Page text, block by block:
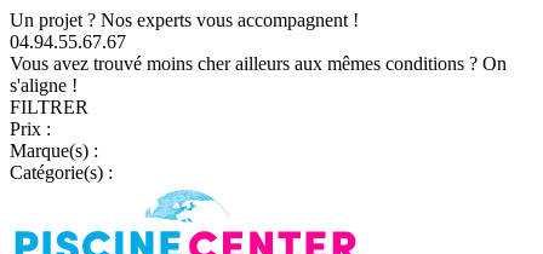
Un projet ? Nos experts vous accompagnent !
04.94.55.67.67
Vous avez trouvé moins cher ailleurs aux mêmes conditions ? On
s'aligne !
FILTRER
Prix :
Marque(s) :
Catégorie(s) :